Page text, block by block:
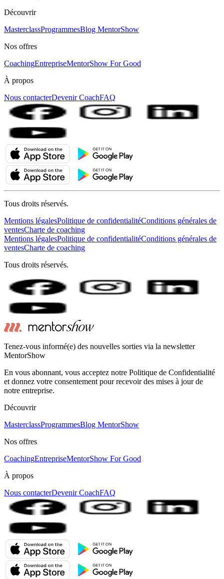
Découvrir
MasterclassProgrammesBlog MentorShow
Nos offres
CoachingEntrepriseMentorShow For Good
À propos
Nous contacterDevenir CoachFAQ
Tous droits réservés.
Mentions légalesPolitique de confidentialitéConditions générales de
ventesCharte de coaching
Mentions légalesPolitique de confidentialitéConditions générales de
ventesCharte de coaching
Tous droits réservés.
Tenez-vous informé(e) des nouvelles sorties via la newsletter
MentorShow
En vous abonnant, vous acceptez notre Politique de Confidentialité
et donnez votre consentement pour recevoir des mises à jour de
notre entreprise.
Découvrir
MasterclassProgrammesBlog MentorShow
Nos offres
CoachingEntrepriseMentorShow For Good
À propos
Nous contacterDevenir CoachFAQ